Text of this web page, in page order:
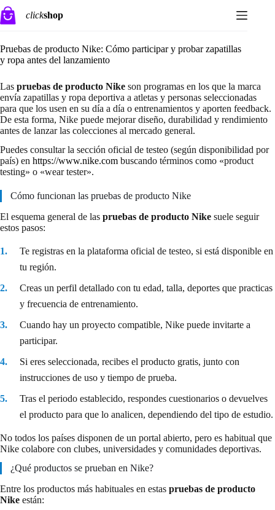
Saltar
al
contenido
clickshop
Pruebas de producto Nike: Cómo participar y probar zapatillas
y ropa antes del lanzamiento
Las pruebas de producto Nike son programas en los que la marca
envía zapatillas y ropa deportiva a atletas y personas seleccionadas
para que los usen en su día a día o entrenamientos y aporten feedback.
De esta forma, Nike puede mejorar diseño, durabilidad y rendimiento
antes de lanzar las colecciones al mercado general.
Puedes consultar la sección oficial de testeo (según disponibilidad por
país) en https://www.nike.com buscando términos como «product
testing» o «wear tester».
Cómo funcionan las pruebas de producto Nike
El esquema general de las pruebas de producto Nike suele seguir
estos pasos:
Te registras en la plataforma oficial de testeo, si está disponible en
tu región.
Creas un perfil detallado con tu edad, talla, deportes que practicas
y frecuencia de entrenamiento.
Cuando hay un proyecto compatible, Nike puede invitarte a
participar.
Si eres seleccionada, recibes el producto gratis, junto con
instrucciones de uso y tiempo de prueba.
Tras el periodo establecido, respondes cuestionarios o devuelves
el producto para que lo analicen, dependiendo del tipo de estudio.
No todos los países disponen de un portal abierto, pero es habitual que
Nike colabore con clubes, universidades y comunidades deportivas.
¿Qué productos se prueban en Nike?
Entre los productos más habituales en estas pruebas de producto
Nike están: